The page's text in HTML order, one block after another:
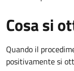
Cosa si
Quando il
positivamente si